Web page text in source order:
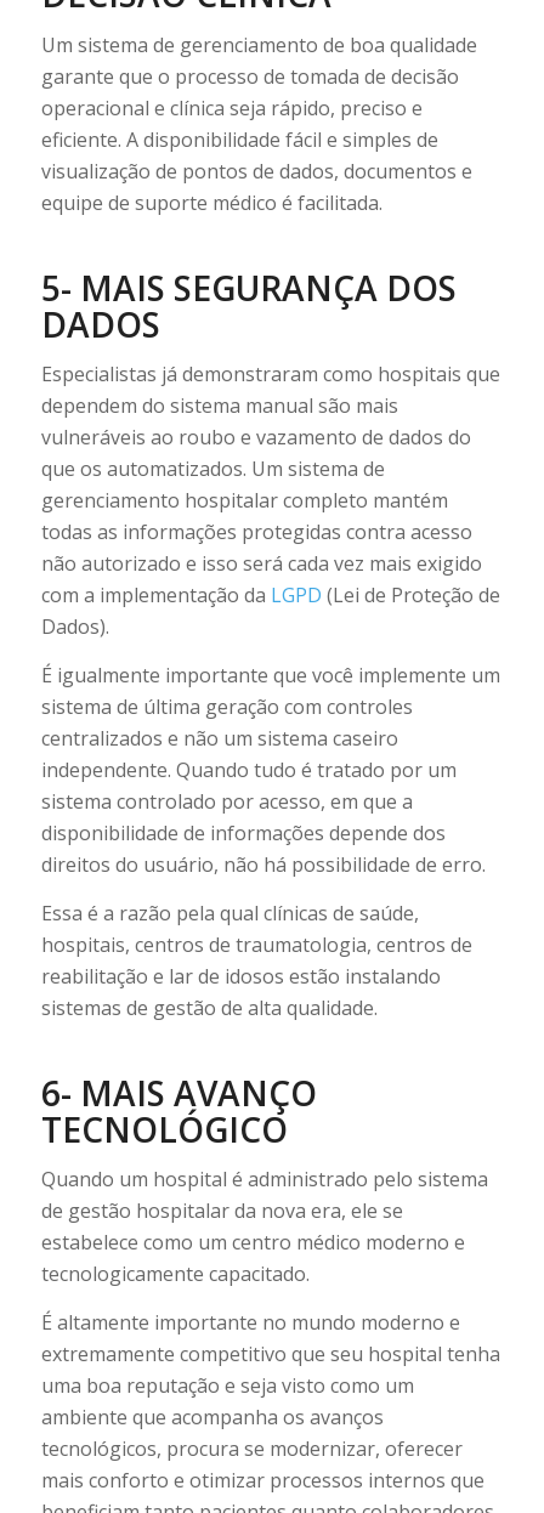
Um sistema de gerenciamento de boa qualidade
garante que o processo de tomada de decisão
operacional e clínica seja rápido, preciso e
eficiente. A disponibilidade fácil e simples de
visualização de pontos de dados, documentos e
equipe de suporte médico é facilitada.
5- MAIS SEGURANÇA DOS
DADOS
Especialistas já demonstraram como hospitais que
dependem do sistema manual são mais
vulneráveis ​​ao roubo e vazamento de dados do
que os automatizados. Um sistema de
gerenciamento hospitalar completo mantém
todas as informações protegidas contra acesso
não autorizado e isso será cada vez mais exigido
com a implementação da LGPD (Lei de Proteção de
Dados).
É igualmente importante que você implemente um
sistema de última geração com controles
centralizados e não um sistema caseiro
independente. Quando tudo é tratado por um
sistema controlado por acesso, em que a
disponibilidade de informações depende dos
direitos do usuário, não há possibilidade de erro.
Essa é a razão pela qual clínicas de saúde,
hospitais, centros de traumatologia, centros de
reabilitação e lar de idosos estão instalando
sistemas de gestão de alta qualidade.
6- MAIS AVANÇO
TECNOLÓGICO
Quando um hospital é administrado pelo sistema
de gestão hospitalar da nova era, ele se
estabelece como um centro médico moderno e
tecnologicamente capacitado.
É altamente importante no mundo moderno e
extremamente competitivo que seu hospital tenha
uma boa reputação e seja visto como um
ambiente que acompanha os avanços
tecnológicos, procura se modernizar, oferecer
mais conforto e otimizar processos internos que